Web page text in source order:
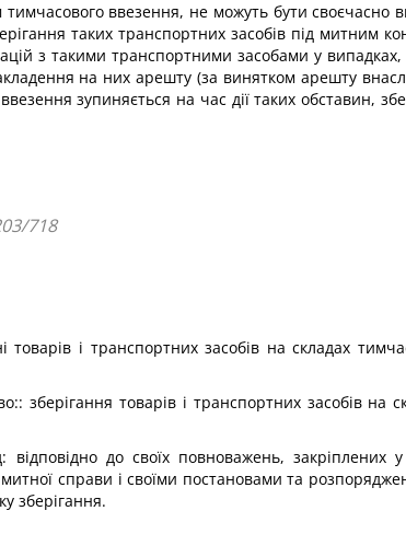
ввезення, не можуть бути своєчасно
таких транспортних засобів під митним
з такими транспортними засобами у
на них арешту (за винятком арешту
зупиняється на час дії таких обставин,
718
і транспортних засобів на складах
товарів і транспортних засобів на
до своїх повноважень, закріплених у
митної справи і своїми постановами та
зберігання.